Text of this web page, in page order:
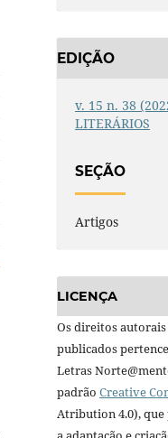
EDIÇÃO
v. 15 n. 38
LITERÁRIOS
SEÇÃO
Artigos
LICENÇA
Os direitos
publicados
Letras
padrão Creative
Atribution 4.0),